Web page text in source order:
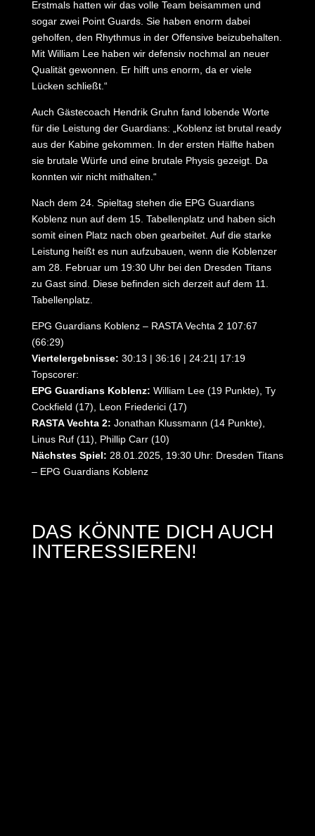
Erstmals hatten wir das volle Team beisammen und
sogar zwei Point Guards. Sie haben enorm dabei
geholfen, den Rhythmus in der Offensive beizubehalten.
Mit William Lee haben wir defensiv nochmal an neuer
Qualität gewonnen. Er hilft uns enorm, da er viele
Lücken schließt.“
Auch Gästecoach Hendrik Gruhn fand lobende Worte
für die Leistung der Guardians: „Koblenz ist brutal ready
aus der Kabine gekommen. In der ersten Hälfte haben
sie brutale Würfe und eine brutale Physis gezeigt. Da
konnten wir nicht mithalten.“
Nach dem 24. Spieltag stehen die EPG Guardians
Koblenz nun auf dem 15. Tabellenplatz und haben sich
somit einen Platz nach oben gearbeitet. Auf die starke
Leistung heißt es nun aufzubauen, wenn die Koblenzer
am 28. Februar um 19:30 Uhr bei den Dresden Titans
zu Gast sind. Diese befinden sich derzeit auf dem 11.
Tabellenplatz.
EPG Guardians Koblenz – RASTA Vechta 2 107:67
(66:29)
Viertelergebnisse: 30:13 | 36:16 | 24:21| 17:19
Topscorer:
EPG Guardians Koblenz: William Lee (19 Punkte), Ty
Cockfield (17), Leon Friederici (17)
RASTA Vechta 2: Jonathan Klussmann (14 Punkte),
Linus Ruf (11), Phillip Carr (10)
Nächstes Spiel: 28.01.2025, 19:30 Uhr: Dresden Titans
– EPG Guardians Koblenz
DAS KÖNNTE DICH AUCH
INTERESSIEREN!